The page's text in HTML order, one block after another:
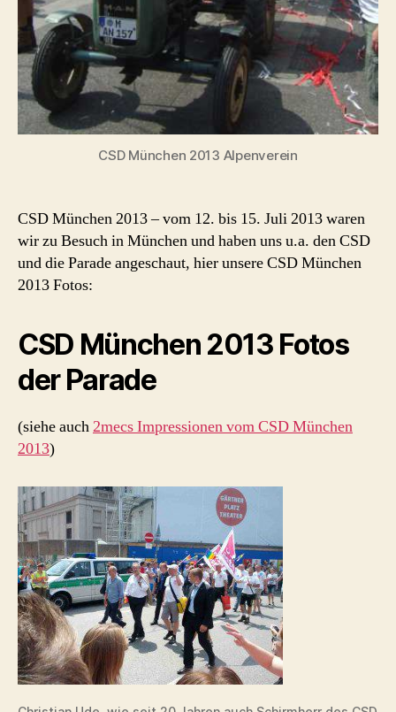
CSD München 2013 Alpenverein
CSD München 2013 – vom 12. bis 15. Juli 2013 waren
wir zu Besuch in München und haben uns u.a. den CSD
und die Parade angeschaut, hier unsere CSD München
2013 Fotos:
CSD München 2013 Fotos
der Parade
(siehe auch2mecs Impressionen vom CSD München
2013)